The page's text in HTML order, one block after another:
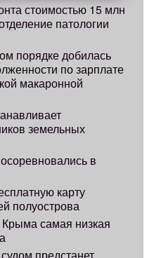
стоимостью 15 млн
патологии
порядке добилась
по зарплате
макаронной
земельных
в
карту
полуострова
самая низкая